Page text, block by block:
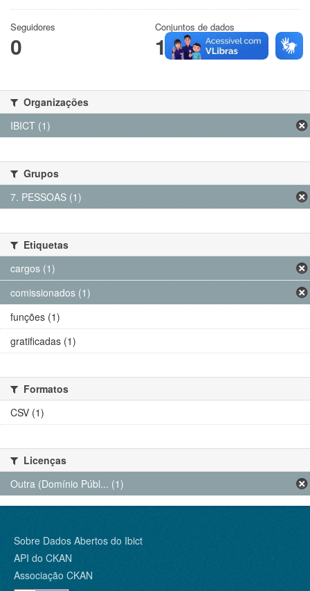
Seguidores
0
Conjuntos de dados
1
Organizações
IBICT (1)
Grupos
7. PESSOAS (1)
Etiquetas
cargos (1)
comissionados (1)
funções (1)
gratificadas (1)
Formatos
CSV (1)
Licenças
Outra (Domínio Públ... (1)
Sobre Dados Abertos do Ibict
API do CKAN
Associação CKAN